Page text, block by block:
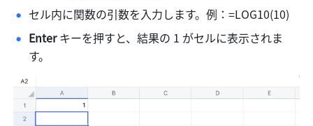
セル内に関数の引数を入力します。例：=LOG10(10)
Enter キーを押すと、結果の 1 がセルに表示されま
す。